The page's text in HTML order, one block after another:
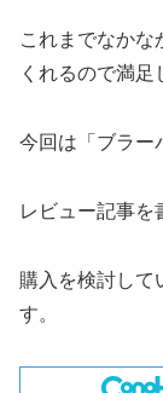
これまでなかな
くれるので満足
今回は「ブラー
レビュー記事を
購入を検討して
す。